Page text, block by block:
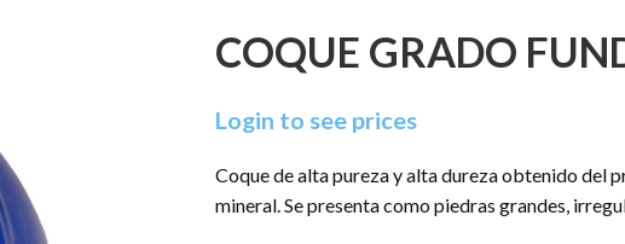
COQUE GRADO
Login to see prices
Coque de alta pureza y alta dureza obtenido del
mineral. Se presenta como piedras grandes,